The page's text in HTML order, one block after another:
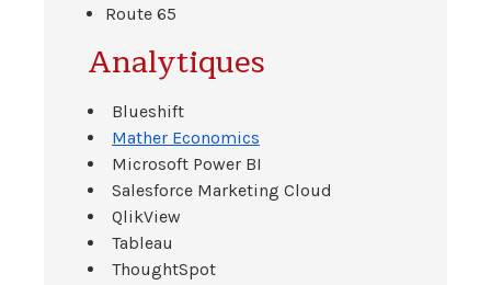
Route 65
Analytiques
Blueshift
Mather Economics
Microsoft Power BI
Salesforce Marketing Cloud
QlikView
Tableau
ThoughtSpot